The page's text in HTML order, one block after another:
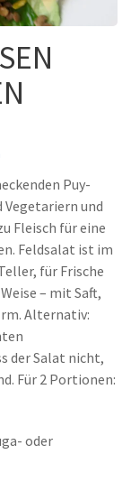
Puy-
und
Fleisch für eine
Feldsalat ist im
für Frische
– mit Saft,
Alternativ:
der Salat nicht,
Für 2 Portionen:
oder